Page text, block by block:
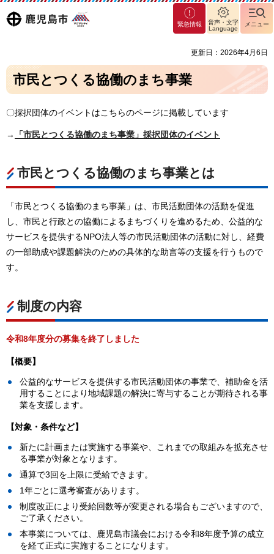
鹿児島
マグ
マシ
緊急情報
音声・文字
Language
メニュー
更新日：2026年4月6日
市民とつくる協働のまち事業
〇採択団体のイベントはこちらのページに掲載しています
→ 「市民とつくる協働のまち事業」採択団体のイベント
市民とつくる協働のまち事業とは
「市民とつくる協働のまち事業」は、市民活動団体の活動を促進
し、市民と行政との協働によるまちづくりを進めるため、公益的な
サービスを提供するNPO法人等の市民活動団体の活動に対し、経費
の一部助成や課題解決のための具体的な助言等の支援を行うもので
す。
制度の内容
令和8年度分の募集を終了しました
【概要】
公益的なサービスを提供する市民活動団体の事業で、補助金を活
用することにより地域課題の解決に寄与することが期待される事
業を支援します。
【対象・条件など】
新たに計画または実施する事業や、これまでの取組みを拡充させ
る事業が対象となります。
通算で3回を上限に受給できます。
1年ごとに選考審査があります。
制度改正により受給回数等が変更される場合もございますので、
ご了承ください。
本事業については、鹿児島市議会における令和8年度予算の成立
を経て正式に実施することになります。